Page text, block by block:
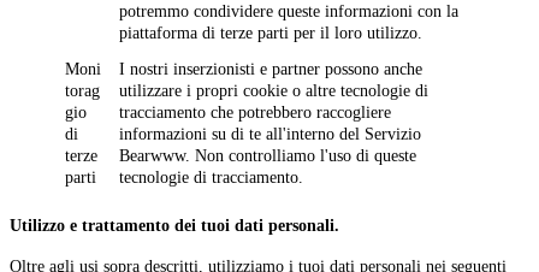
potremmo condividere queste informazioni con la
piattaforma di terze parti per il loro utilizzo.
Moni
torag
gio
di
terze
parti
I nostri inserzionisti e partner possono anche
utilizzare i propri cookie o altre tecnologie di
tracciamento che potrebbero raccogliere
informazioni su di te all'interno del Servizio
Bearwww. Non controlliamo l'uso di queste
tecnologie di tracciamento.
Utilizzo e trattamento dei tuoi dati personali.
Oltre agli usi sopra descritti, utilizziamo i tuoi dati personali nei seguenti